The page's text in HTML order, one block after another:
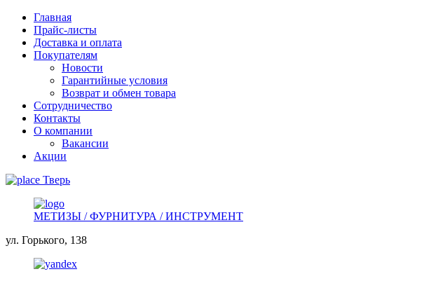
Главная
Прайс-листы
Доставка и оплата
Покупателям
Новости
Гарантийные условия
Возврат и обмен товара
Сотрудничество
Контакты
О компании
Вакансии
Акции
Тверь
МЕТИЗЫ / ФУРНИТУРА / ИНСТРУМЕНТ
ул. Горького, 138